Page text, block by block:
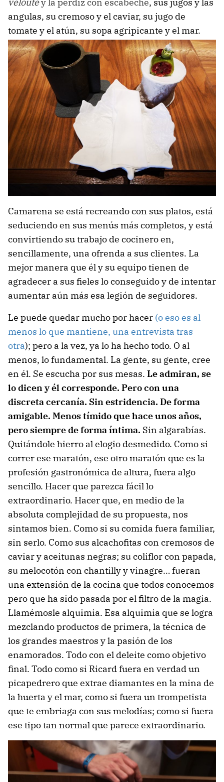
angulas, su cremoso y el caviar, su jugo de
tomate y el atún, su sopa agripicante y el mar.
Camarena se está recreando con sus platos, está
seduciendo en sus menús más completos, y está
convirtiendo su trabajo de cocinero en,
sencillamente, una ofrenda a sus clientes. La
mejor manera que él y su equipo tienen de
agradecer a sus fieles lo conseguido y de intentar
aumentar aún más esa legión de seguidores.
Le puede quedar mucho por hacer (o eso es al
menos lo que mantiene, una entrevista tras
otra); pero a la vez, ya lo ha hecho todo. O al
menos, lo fundamental. La gente, su gente, cree
en él. Se escucha por sus mesas. Le admiran, se
lo dicen y él corresponde. Pero con una
discreta cercanía. Sin estridencia. De forma
amigable. Menos tímido que hace unos años,
pero siempre de forma íntima. Sin algarabías.
Quitándole hierro al elogio desmedido. Como si
correr ese maratón, ese otro maratón que es la
profesión gastronómica de altura, fuera algo
sencillo. Hacer que parezca fácil lo
extraordinario. Hacer que, en medio de la
absoluta complejidad de su propuesta, nos
sintamos bien. Como si su comida fuera familiar,
sin serlo. Como sus alcachofitas con cremosos de
caviar y aceitunas negras; su coliflor con papada,
su melocotón con chantilly y vinagre… fueran
una extensión de la cocina que todos conocemos
pero que ha sido pasada por el filtro de la magia.
Llamémosle alquimia. Esa alquimia que se logra
mezclando productos de primera, la técnica de
los grandes maestros y la pasión de los
enamorados. Todo con el deleite como objetivo
final. Todo como si Ricard fuera en verdad un
picapedrero que extrae diamantes en la mina de
la huerta y el mar, como si fuera un trompetista
que te embriaga con sus melodías; como si fuera
ese tipo tan normal que parece extraordinario.